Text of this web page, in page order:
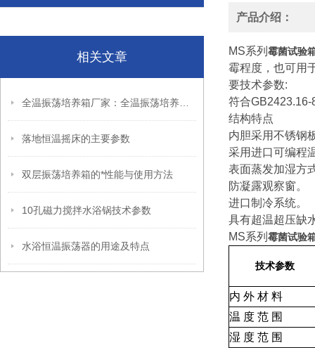
相关文章
落地恒温摇床的主要参数
双层振荡培养箱的*性能与使用方法
10孔磁力搅拌水浴锅技术参数
水浴恒温振荡器的用途及特点
产品介绍：
MS系列 霉菌试验
霉程度，也可用
要技术参数:
符合
结构特点
内胆采用不锈钢
采用进口可编程
表面蒸发加湿方
防凝露观察窗。
进口制冷系统。
具有超温超压缺
MS系列 霉菌试验
技术参数
内 外 材 料
温 度 范 围
湿 度 范 围